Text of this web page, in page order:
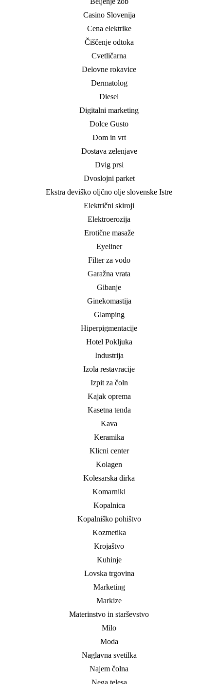
Casino Slovenija
Cena elektrike
Čiščenje odtoka
Cvetličarna
Delovne rokavice
Dermatolog
Diesel
Digitalni marketing
Dolce Gusto
Dom in vrt
Dostava zelenjave
Dvig prsi
Dvoslojni parket
Ekstra deviško oljčno olje slovenske Istre
Električni skiroji
Elektroerozija
Erotične masaže
Eyeliner
Filter za vodo
Garažna vrata
Gibanje
Ginekomastija
Glamping
Hiperpigmentacije
Hotel Pokljuka
Industrija
Izola restavracije
Izpit za čoln
Kajak oprema
Kasetna tenda
Kava
Keramika
Klicni center
Kolagen
Kolesarska dirka
Komarniki
Kopalnica
Kopalniško pohištvo
Kozmetika
Krojaštvo
Kuhinje
Lovska trgovina
Marketing
Markize
Materinstvo in starševstvo
Milo
Moda
Naglavna svetilka
Najem čolna
Nega telesa